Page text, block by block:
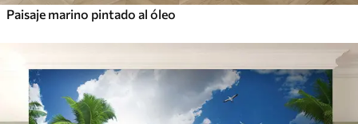
Paisaje marino pintado al óleo